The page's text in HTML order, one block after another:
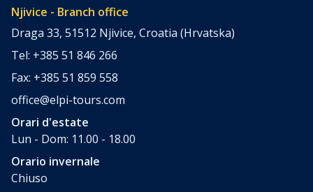
Njivice - Branch office
Draga 33, 51512 Njivice, Croatia (Hrvatska)
Tel: +385 51 846 266
Fax: +385 51 859 558
office@elpi-tours.com
Orari d'estate
Lun - Dom: 11.00 - 18.00
Orario invernale
Chiuso